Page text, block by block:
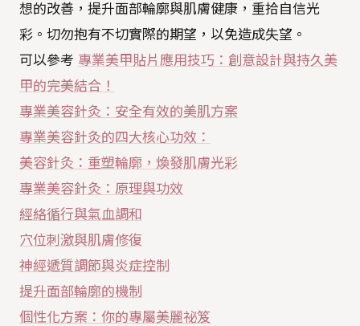
想的改善，提升面部輪廓與肌膚健康，重拾自信光
彩。切勿抱有不切實際的期望，以免造成失望。
可以參考 專業美甲貼片應用技巧：創意設計與持久美
甲的完美結合！
專業美容針灸：安全有效的美肌方案
專業美容針灸的四大核心功效：
美容針灸：重塑輪廓，煥發肌膚光彩
專業美容針灸：原理與功效
經絡循行與氣血調和
穴位刺激與肌膚修復
神經遞質調節與炎症控制
提升面部輪廓的機制
個性化方案：你的專屬美麗祕笈